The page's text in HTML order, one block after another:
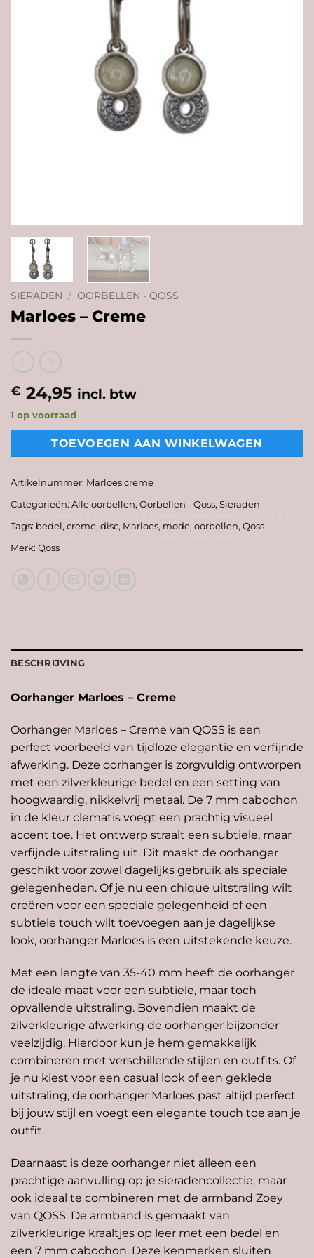
SIERADEN / OORBELLEN - QOSS
Marloes – Creme
€ 24,95 incl. btw
1 op voorraad
TOEVOEGEN AAN WINKELWAGEN
Artikelnummer: Marloes creme
Categorieën: Alle oorbellen, Oorbellen - Qoss, Sieraden
Tags: bedel, creme, disc, Marloes, mode, oorbellen, Qoss
Merk: Qoss
BESCHRIJVING
Oorhanger Marloes – Creme
Oorhanger Marloes – Creme van QOSS is een
perfect voorbeeld van tijdloze elegantie en verfijnde
afwerking. Deze oorhanger is zorgvuldig ontworpen
met een zilverkleurige bedel en een setting van
hoogwaardig, nikkelvrij metaal. De 7 mm cabochon
in de kleur clematis voegt een prachtig visueel
accent toe. Het ontwerp straalt een subtiele, maar
verfijnde uitstraling uit. Dit maakt de oorhanger
geschikt voor zowel dagelijks gebruik als speciale
gelegenheden. Of je nu een chique uitstraling wilt
creëren voor een speciale gelegenheid of een
subtiele touch wilt toevoegen aan je dagelijkse
look, oorhanger Marloes is een uitstekende keuze.
Met een lengte van 35-40 mm heeft de oorhanger
de ideale maat voor een subtiele, maar toch
opvallende uitstraling. Bovendien maakt de
zilverkleurige afwerking de oorhanger bijzonder
veelzijdig. Hierdoor kun je hem gemakkelijk
combineren met verschillende stijlen en outfits. Of
je nu kiest voor een casual look of een geklede
uitstraling, de oorhanger Marloes past altijd perfect
bij jouw stijl en voegt een elegante touch toe aan je
outfit.
Daarnaast is deze oorhanger niet alleen een
prachtige aanvulling op je sieradencollectie, maar
ook ideaal te combineren met de armband Zoey
van QOSS. De armband is gemaakt van
zilverkleurige kraaltjes op leer met een bedel en
een 7 mm cabochon. Deze kenmerken sluiten